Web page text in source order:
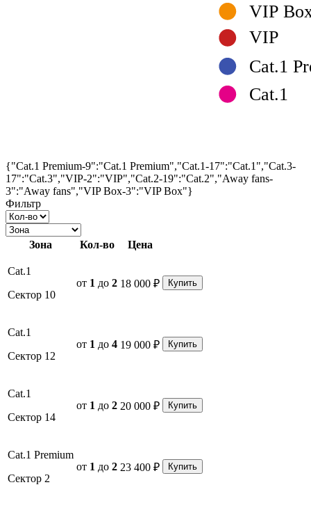
VIP
Cat.1
Cat.1
VIP
{"Cat.1 Premium-9":"Cat.1 Premium","Cat.1-17":"Cat.1","Cat.3-
17":"Cat.3","VIP-2":"VIP","Cat.2-19":"Cat.2","Away fans-
3":"Away fans","VIP Box-3":"VIP Box"}
Фильтр
Зона Кол-во Цена
Cat.1
Сектор 10
от 1 до 2 18 000 ₽ Купить
Cat.1
Сектор 12
от 1 до 4 19 000 ₽ Купить
Cat.1
Сектор 14
от 1 до 2 20 000 ₽ Купить
Cat.1 Premium
Сектор 2
от 1 до 2 23 400 ₽ Купить